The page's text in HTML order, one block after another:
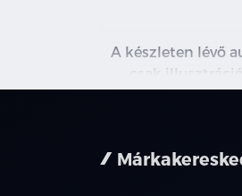
A készleten lévő
csak
kapcsolatot. A